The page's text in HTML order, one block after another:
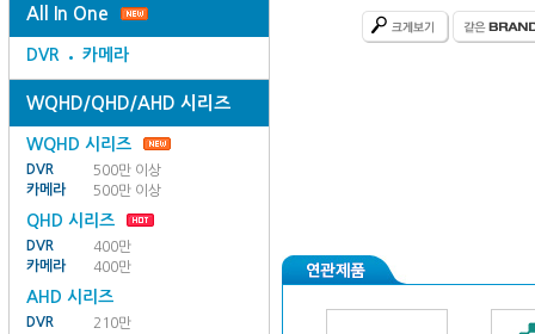
All In One
DVR 카메라
WQHD/QHD/AHD 시리즈
WQHD 시리즈
DVR
500만 이상
카메라
500만 이상
QHD 시리즈
DVR
400만
카메라
400만
AHD 시리즈
DVR
210만